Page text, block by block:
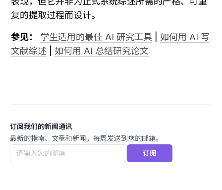
复的提取过程而设计。
参见： 学生适用的最佳 AI 研究工具
如何用 AI 写
文献综述
如何用 AI 总结研究论文
订阅我们的新闻通讯
最新的指南、文章和新闻，每周发送到您的邮箱。
订阅